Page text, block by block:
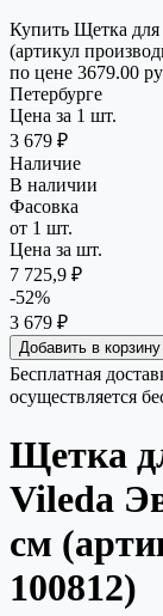
Купить Щетка
(артикул
по цене 3679.00
Петербурге
Цена за 1 шт.
3 679 ₽
Наличие
В наличии
Фасовка
от 1 шт.
Цена за шт.
7 725,9 ₽
-52%
3 679 ₽
Добавить в корзину
Бесплатная
осуществляется
Щетка
Vileda
см
100812)